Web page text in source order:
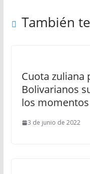
También
Cuota zuliana
Bolivarianos
los momentos
3 de junio de 2022